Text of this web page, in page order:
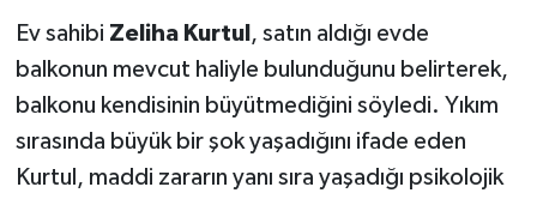
Ev sahibi Zeliha Kurtul , satın aldığı evde
balkonun mevcut haliyle bulunduğunu belirterek,
balkonu kendisinin büyütmediğini söyledi. Yıkım
sırasında büyük bir şok yaşadığını ifade eden
Kurtul, maddi zararın yanı sıra yaşadığı psikolojik